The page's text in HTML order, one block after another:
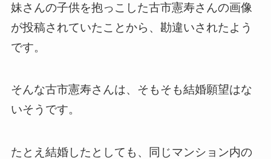
妹さんの子供を抱っこした古市憲寿さんの画像
が投稿されていたことから、勘違いされたよう
です。
そんな古市憲寿さんは、そもそも結婚願望はな
いそうです。
たとえ結婚したとしても、同じマンション内の